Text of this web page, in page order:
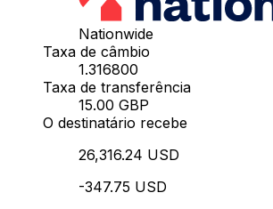
Nationwide
Taxa de câmbio
1.316800
Taxa de transferência
15.00 GBP
O destinatário recebe
26,316.24 USD
-347.75 USD